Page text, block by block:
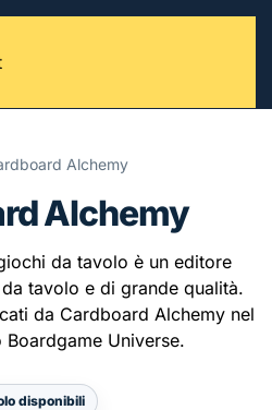
Alchemy
Alchemy
da tavolo è un editore
tavolo e di grande qualità.
da Cardboard Alchemy nel
Universe.
disponibili